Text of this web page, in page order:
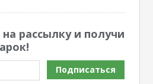
рассылку и получи
Подписаться